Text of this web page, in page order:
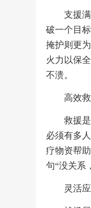
支援
破一个目
掩护则更
火力以保
不溃。
高效
救援
必须有多
疗物资帮
句“没关系
灵活